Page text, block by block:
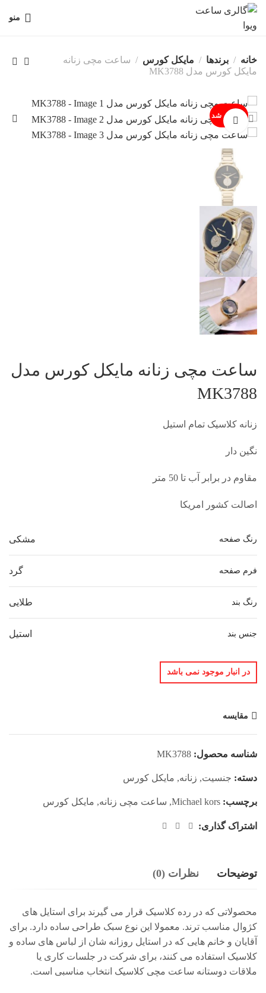
منو
خانه برندها مایکل کورس
ساعت مچی زنانه
مایکل کورس مدل MK3788
فروخته شد
ساعت مچی زنانه مایکل کورس مدل
MK3788
زنانه کلاسیک تمام استیل
نگین دار
مقاوم در برابر آب تا 50 متر
اصالت کشور امریکا
رنگ صفحه مشکی
فرم صفحه گرد
رنگ بند طلایی
جنس بند استیل
در انبار موجود نمی باشد
مقایسه
شناسه محصول: MK3788
دسته: جنسیت, زنانه, مایکل کورس
برچسب: Michael kors
, ساعت مچی زنانه, مایکل کورس
اشتراک گذاری:
توضیحات نظرات (0)
محصولاتی که در رده کلاسیک قرار می گیرند برای استایل های
کژوال مناسب ترند. معمولا این نوع سبک طراحی ساده دارد. برای
آقایان و خانم هایی که در استایل روزانه شان از لباس های ساده و
کلاسیک استفاده می کنند، برای شرکت در جلسات کاری یا
ملاقات دوستانه ساعت مچی کلاسیک انتخاب مناسبی است.